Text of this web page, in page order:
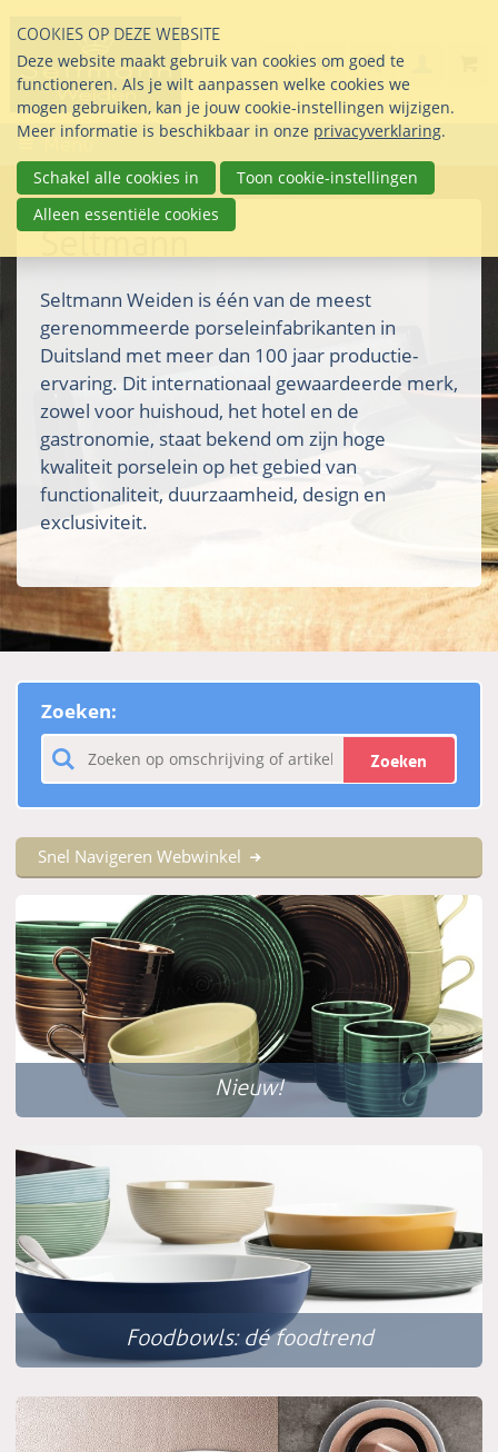
links
over
Direct
naar
inhoud
Direct
naar
het
info@seltmann-
Stel uw vraag
085 76 07 000
Search
Menu
Seltmann
Seltmann Weiden is één van de meest
gerenommeerde porseleinfabrikanten in
Duitsland met meer dan 100 jaar productie-
ervaring. Dit internationaal gewaardeerde merk,
zowel voor huishoud, het hotel en de
gastronomie, staat bekend om zijn hoge
kwaliteit porselein op het gebied van
functionaliteit, duurzaamheid, design en
exclusiviteit.
Zoeken:
Zoeken
Snel Navigeren Webwinkel
Nieuw!
Foodbowls: dé foodtrend
COOKIES OP DEZE WEBSITE
Deze website maakt gebruik van cookies om goed te
functioneren. Als je wilt aanpassen welke cookies we
mogen gebruiken, kan je jouw cookie-instellingen wijzigen.
Meer informatie is beschikbaar in onze privacyverklaring.
Schakel alle cookies in
Toon cookie-instellingen
Alleen essentiële cookies